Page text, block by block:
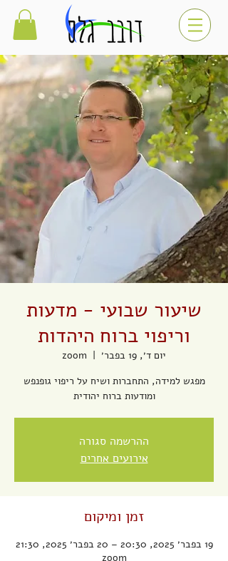
שיעור שבועי - מדעות
וריפוי ברוח היהדות
יום ד׳, 19 בפבר׳
  |
zoom
מפגש למידה, התחברות ושיח על ריפוי גופנפש
ומודעות ברוח יהודית
ההרשמה סגורה
אירועים אחרים
זמן ומיקום
19 בפבר׳ 2025, 20:30 – 20 בפבר׳ 2025, 21:30
zoom